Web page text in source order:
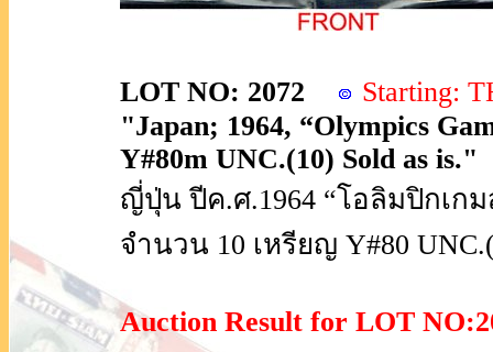
LOT NO: 2072
Starting:
"Japan; 1964, “Olympics
Y#80m UNC.(10) Sold as is."
ญี่ปุ่น ปีค.ศ.1964 “โอลิมปิกเก
จำนวน 10 เหรียญ Y#80
Auction Result for LOT